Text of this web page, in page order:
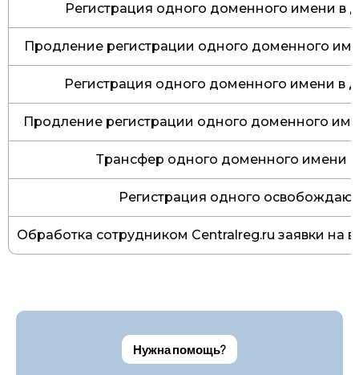
Регистрация одного доменного имени в
Продление регистрации одного доменного
Регистрация одного доменного имени в
Продление регистрации одного доменного
Трансфер одного доменного имени
Регистрация одного
Обработка сотрудником Centralreg.ru заявки на
Нужна помощь?